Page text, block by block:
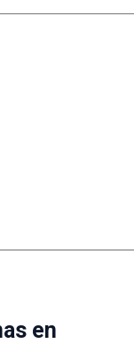
en